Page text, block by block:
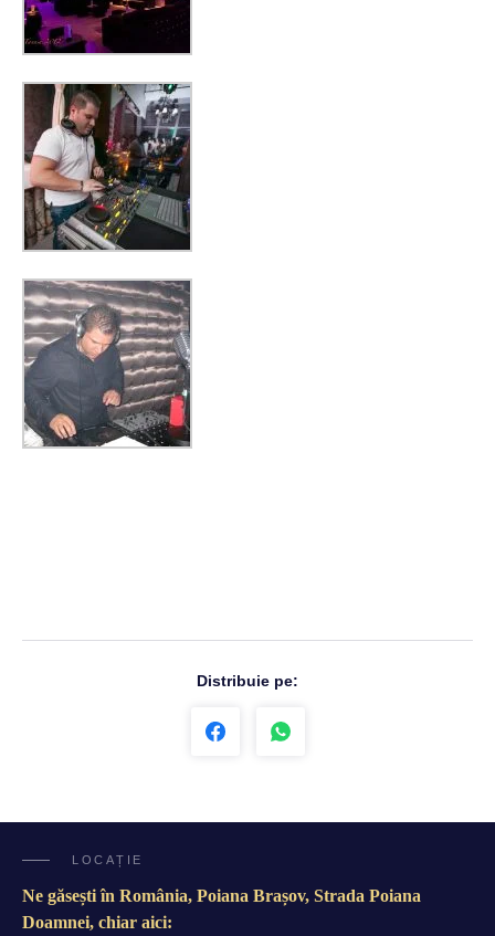
Distribuie pe:
LOCAȚIE
Ne găsești în România, Poiana Brașov, Strada Poiana
Doamnei, chiar aici: